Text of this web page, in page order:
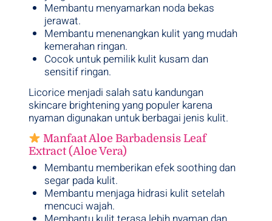
Membantu menyamarkan noda bekas
jerawat.
Membantu menenangkan kulit yang mudah
kemerahan ringan.
Cocok untuk pemilik kulit kusam dan
sensitif ringan.
Licorice menjadi salah satu kandungan
skincare brightening yang populer karena
nyaman digunakan untuk berbagai jenis kulit.
Manfaat Aloe Barbadensis Leaf
Extract (Aloe Vera)
Membantu memberikan efek soothing dan
segar pada kulit.
Membantu menjaga hidrasi kulit setelah
mencuci wajah.